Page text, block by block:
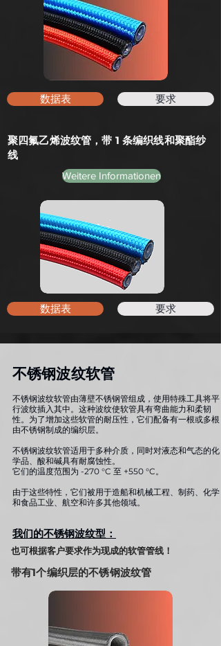
数据表 要求
聚四氟乙烯波纹管，带 1 条编织线和聚酯纱
线
Weitere Informationen
数据表 要求
不锈钢波纹软管
不锈钢波纹软管由薄壁不锈钢管组成，使用特殊工具将平
行波纹插入其中。这种波纹使软管具有弯曲能力和柔韧
性。为了增加这些软管的耐压性，它们配备有一根或多根
由不锈钢制成的编织层。
不锈钢波纹软管适用于多种介质，同时对液态和气态的化
学品、酸和碱具有耐腐蚀性。
它们的温度范围为 -270 °C 至 +550 °C。
由于这些特性，它们被用于造船和机械工程、制药、化学
和食品工业、航空和许多其他领域。
我们的不锈钢波纹型 ：
也可根据客户要求作为现成的软管管线！
带有1个编织层的不锈钢波纹管